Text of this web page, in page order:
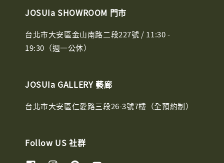
JOSUIa SHOWROOM 門市
台北市大安區金山南路二段227號 / 11:30 -
19:30（週一公休）
JOSUIa GALLERY 藝廊
台北市大安區仁愛路三段26-3號7樓（全預約制）
Follow US 社群